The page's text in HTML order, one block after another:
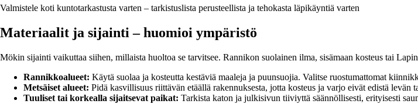
Valmistele koti kuntotarkastusta varten – tarkistuslista perusteellista ja tehokasta läpikäyntiä varten
Materiaalit ja sijainti – huomioi ympäristö
Mökin sijainti vaikuttaa siihen, millaista huoltoa se tarvitsee. Rannikon suolainen ilma, sisämaan kosteus tai
Rannikkoalueet: Käytä suolaa ja kosteutta kestäviä maaleja ja puunsuojia. Valitse ruostumattomat
Metsäiset alueet: Pidä kasvillisuus riittävän etäällä rakennuksesta, jotta kosteus ja varjo eivät edistä levän
Tuuliset tai korkealla sijaitsevat paikat: Tarkista katon ja julkisivun tiiviyttä säännöllisesti, erityisesti